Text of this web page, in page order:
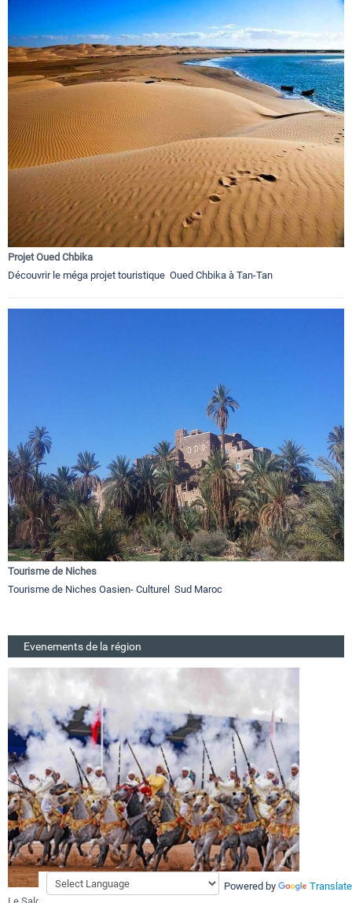
Projet Oued Chbika
Découvrir le méga projet touristique Oued Chbika à Tan-Tan
Tourisme de Niches
Tourisme de Niches Oasien- Culturel Sud Maroc
Evenements de la région
d’El Jadida s’invite au SIEL pour célébrer la culture
Powered by Translate